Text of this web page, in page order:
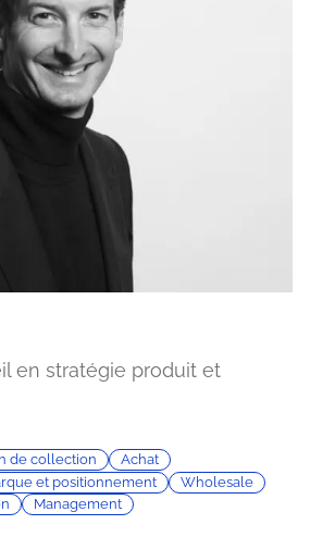
en stratégie produit et
de collection
Achat
et positionnement
Wholesale
Management